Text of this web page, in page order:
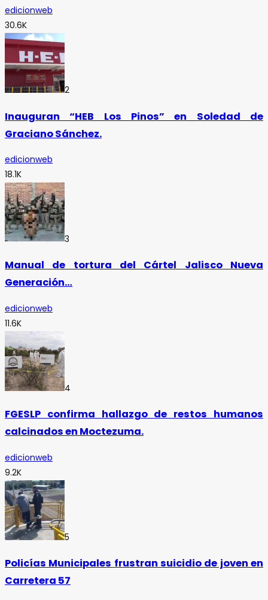
edicionweb
30.6K
2
Inauguran “HEB Los Pinos” en Soledad de
Graciano Sánchez.
edicionweb
18.1K
3
Manual de tortura del Cártel Jalisco Nueva
Generación…
edicionweb
11.6K
4
FGESLP confirma hallazgo de restos humanos
calcinados en Moctezuma.
edicionweb
9.2K
5
Policías Municipales frustran suicidio de joven en
Carretera 57